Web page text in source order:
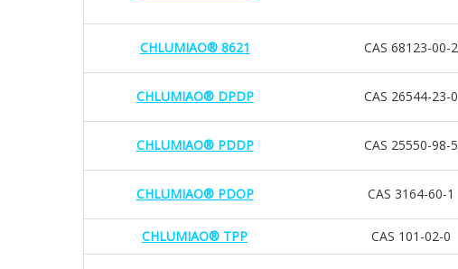
CHLUMIAO® 8621 CAS 68123-00-2
CHLUMIAO® DPDP CAS 26544-23-0
CHLUMIAO® PDDP CAS 25550-98-5
CHLUMIAO® PDOP CAS 3164-60-1
CHLUMIAO® TPP CAS 101-02-0